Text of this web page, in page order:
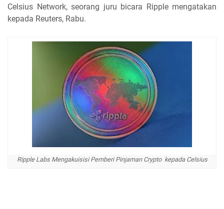
Celsius Network, seorang juru bicara Ripple mengatakan
kepada Reuters, Rabu.
Ripple Labs Mengakuisisi Pemberi Pinjaman Crypto kepada Celsius